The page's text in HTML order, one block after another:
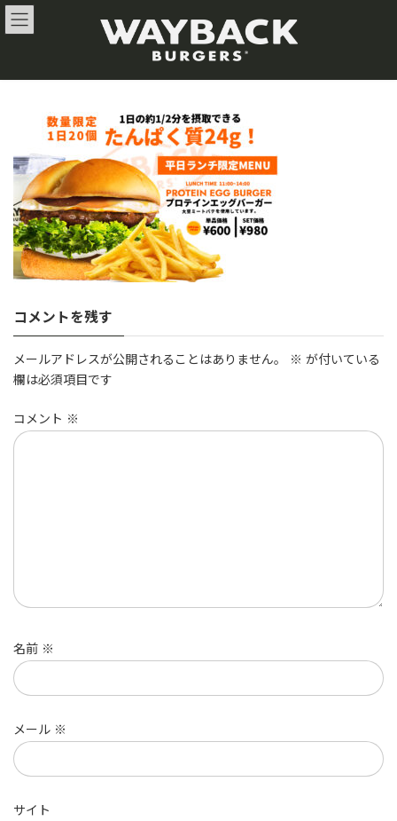
コ
ン
ナ
ビ
コメントを残す
メールアドレスが公開されることはありません。 ※ が付いている
欄は必須項目です
コメント ※
名前 ※
メール ※
サイト